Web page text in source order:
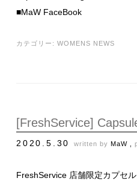
■MaW FaceBook
カテゴリー: WOMENS NEWS
[FreshService]
2020.5.30 written by MaW ,
FreshService 店舗限定カプセ